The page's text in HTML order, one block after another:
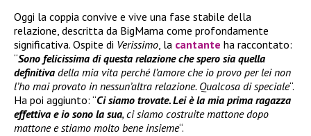
Oggi la coppia convive e vive una fase stabile della
relazione, descritta da BigMama come profondamente
significativa. Ospite di Verissimo, la cantante ha raccontato:
“Sono felicissima di questa relazione che spero sia quella
definitiva della mia vita perché l’amore che io provo per lei non
l’ho mai provato in nessun’altra relazione. Qualcosa di speciale“.
Ha poi aggiunto: “Ci siamo trovate. Lei è la mia prima ragazza
effettiva e io sono la sua, ci siamo costruite mattone dopo
mattone e stiamo molto bene insieme“.